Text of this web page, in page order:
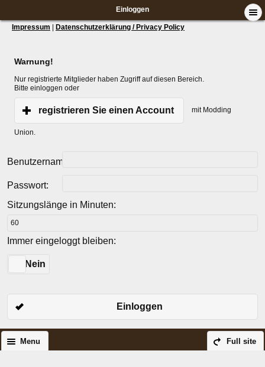
Einloggen
Impressum Datenschutzerklärung / Privacy Policy
Warnung!
Nur registrierte Mitglieder haben Zugriff auf diesen Bereich.
Bitte einloggen oder
registrieren Sie einen Account mit Modding
Union.
Benutzername:
Passwort:
Sitzungslänge in Minuten:
Immer eingeloggt bleiben:
Nein
Einloggen
Full site
Menu